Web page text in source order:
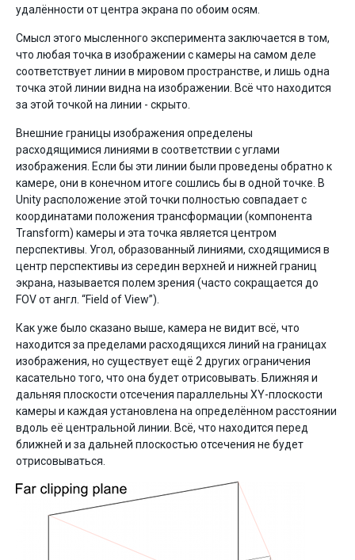
удалённости от центра экрана по обоим осям.
Смысл этого мысленного эксперимента заключается в том,
что любая точка в изображении с камеры на самом деле
соответствует линии в мировом пространстве, и лишь одна
точка этой линии видна на изображении. Всё что находится
за этой точкой на линии - скрыто.
Внешние границы изображения определены
расходящимися линиями в соответствии с углами
изображения. Если бы эти линии были проведены обратно к
камере, они в конечном итоге сошлись бы в одной точке. В
Unity расположение этой точки полностью совпадает с
координатами положения трансформации (компонента
Transform) камеры и эта точка является центром
перспективы. Угол, образованный линиями, сходящимися в
центр перспективы из середин верхней и нижней границ
экрана, называется полем зрения (часто сокращается до
FOV от англ. “Field of View”).
Как уже было сказано выше, камера не видит всё, что
находится за пределами расходящихся линий на границах
изображения, но существует ещё 2 других ограничения
касательно того, что она будет отрисовывать. Ближняя и
дальняя плоскости отсечения параллельны XY-плоскости
камеры и каждая установлена на определённом расстоянии
вдоль её центральной линии. Всё, что находится перед
ближней и за дальней плоскостью отсечения не будет
отрисовываться.